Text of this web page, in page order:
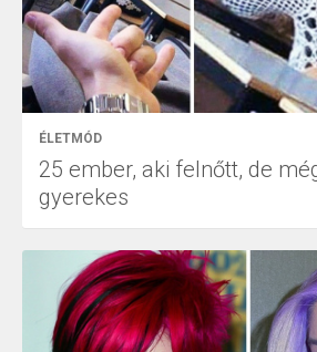
ÉLETMÓD
25 ember, aki felnőtt, de
gyerekes